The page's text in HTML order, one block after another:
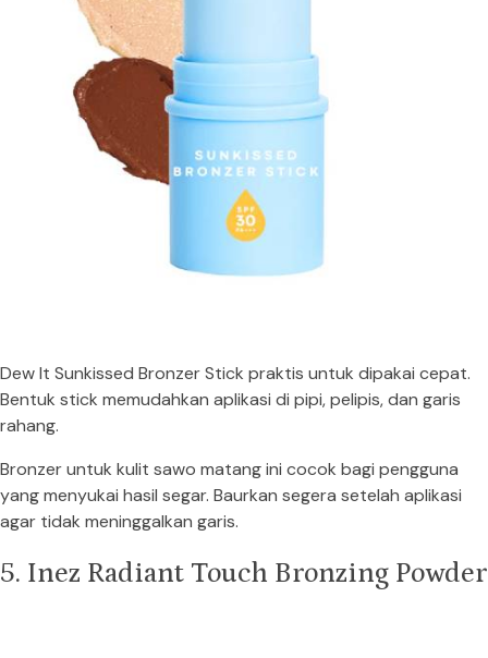
Dew It Sunkissed Bronzer Stick praktis untuk dipakai cepat.
Bentuk stick memudahkan aplikasi di pipi, pelipis, dan garis
rahang.
Bronzer untuk kulit sawo matang ini cocok bagi pengguna
yang menyukai hasil segar. Baurkan segera setelah aplikasi
agar tidak meninggalkan garis.
5. Inez Radiant Touch Bronzing Powder